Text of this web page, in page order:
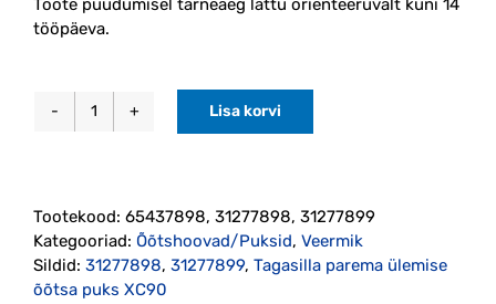
Toote puudumisel tarneaeg lattu orienteeruvalt kuni 14
tööpäeva.
Tagasilla
puks
XC90
(31277898,
31277899)
Lisa korvi
Tootekood: 65437898, 31277898, 31277899
Kategooriad: Õõtshoovad/Puksid, Veermik
Sildid: 31277898, 31277899, Tagasilla parema ülemise
õõtsa puks XC90